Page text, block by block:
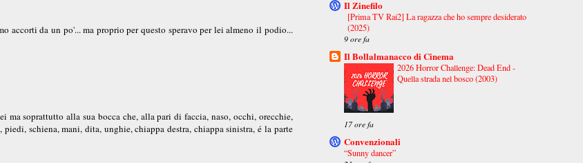
accorti da un po'... ma proprio per questo speravo per lei almeno il podio...
soprattutto alla sua bocca che, alla pari di faccia, naso, occhi, orecchie,
schiena, mani, dita, unghie, chiappa destra, chiappa sinistra, é la parte
Il Zinefilo
[Prima TV Rai2] La ragazza che ho sempre desiderato
(2025)
9 ore fa
Il Bollalmanacco di Cinema
2026 Horror Challenge: Dead End -
Quella strada nel bosco (2003)
17 ore fa
Convenzionali
“Sunny dancer”